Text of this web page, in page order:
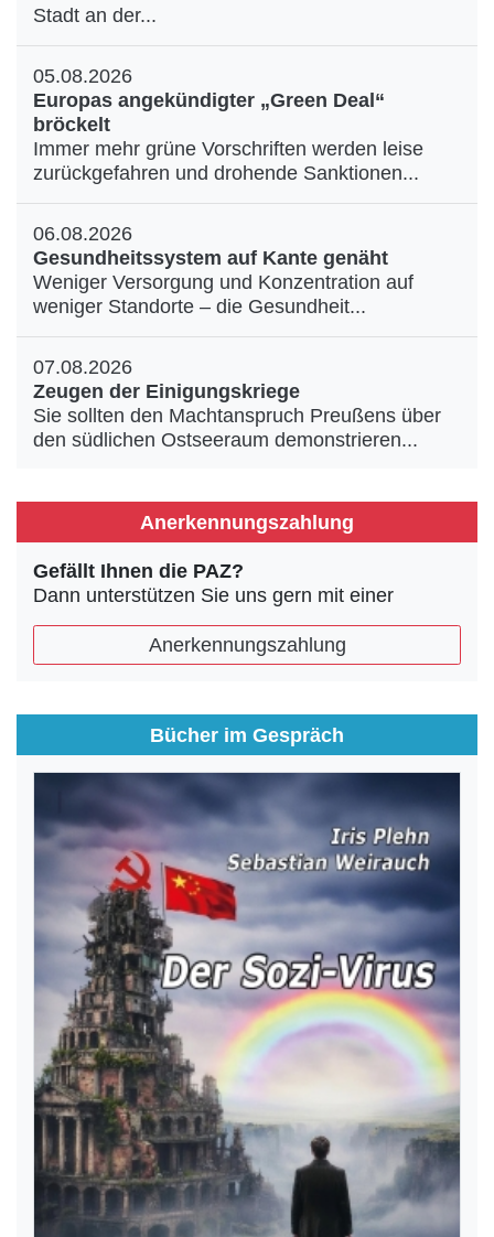
Stadt an der...
05.08.2026
Europas angekündigter „Green Deal“
bröckelt
Immer mehr grüne Vorschriften werden leise
zurückgefahren und drohende Sanktionen...
06.08.2026
Gesundheitssystem auf Kante genäht
Weniger Versorgung und Konzentration auf
weniger Standorte – die Gesundheit...
07.08.2026
Zeugen der Einigungskriege
Sie sollten den Machtanspruch Preußens über
den südlichen Ostseeraum demonstrieren...
Anerkennungszahlung
Gefällt Ihnen die PAZ?
Dann unterstützen Sie uns gern mit einer
Anerkennungszahlung
Bücher im Gespräch